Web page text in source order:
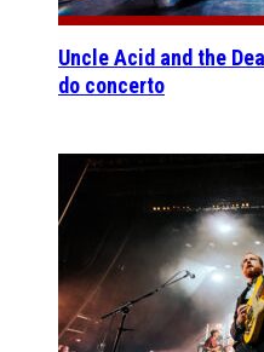
Uncle Acid and the
do concerto